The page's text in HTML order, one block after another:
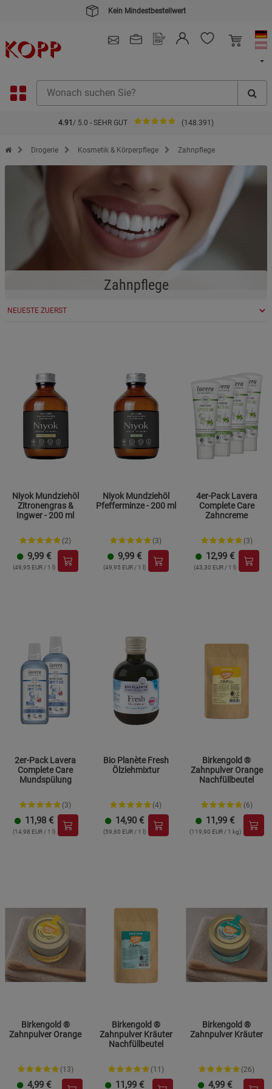
Kein Mindestbestellwert
4.91 / 5.0 - SEHR GUT (148.391)
Zur Startseite des Kopp Verlag Online-Shop
Drogerie Kosmetik & Körperpflege Zahnpflege
Zahnpflege
Niyok Mundziehöl
Zitronengras &
Ingwer - 200 ml
(2)
9,99 €
(49,95 EUR / 1 l)
Niyok Mundziehöl
Pfefferminze - 200 ml
(3)
9,99 €
(49,95 EUR / 1 l)
4er-Pack Lavera
Complete Care
Zahncreme
(3)
12,99 €
(43,30 EUR / 1 l)
2er-Pack Lavera
Complete Care
Mundspülung
(3)
11,98 €
(14,98 EUR / 1 l)
Bio Planète Fresh
Ölziehmixtur
(4)
14,90 €
(59,60 EUR / 1 l)
Birkengold ®
Zahnpulver Orange
Nachfüllbeutel
(6)
11,99 €
(119,90 EUR / 1 kg)
Birkengold ®
Zahnpulver Orange
(13)
4,99 €
Birkengold ®
Zahnpulver Kräuter
Nachfüllbeutel
(11)
11,99 €
Birkengold ®
Zahnpulver Kräuter
(26)
4,99 €